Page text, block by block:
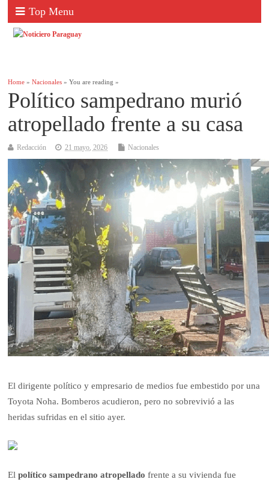
Top Menu
Home »Nacionales » You are reading »
Político sampedrano murió
atropellado frente a su casa
Redacción 21 mayo, 2026 Nacionales
El dirigente político y empresario de medios fue embestido por una
Toyota Noha. Bomberos acudieron, pero no sobrevivió a las
heridas sufridas en el sitio ayer.
Elpolítico sampedrano atropellado frente a su vivienda fue